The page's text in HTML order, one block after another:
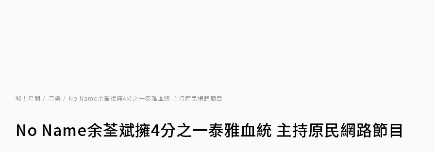
噓！星聞 音樂 No Name余荃斌擁4分之一泰雅血統 主持原民網路節目
No Name余荃斌擁4分之一泰雅血統 主持原民網路節目